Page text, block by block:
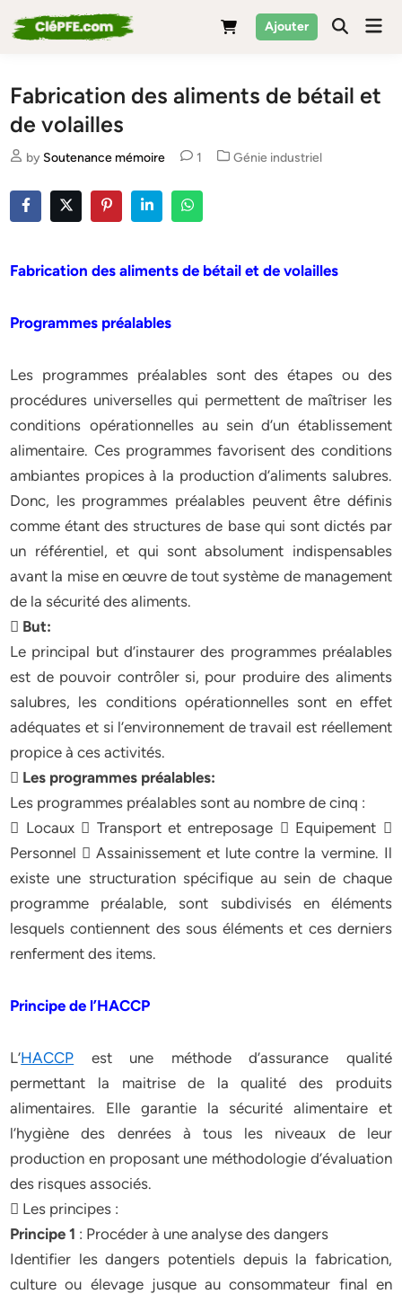
to
Ajouter
Fabrication des aliments de bétail et
de volailles
by Soutenance mémoire 1
Posted
Génie industriel
Fabrication des aliments de bétail et de volailles
Programmes préalables
Les programmes préalables sont des étapes ou des
procédures universelles qui permettent de maîtriser les
conditions opérationnelles au sein d’un établissement
alimentaire. Ces programmes favorisent des conditions
ambiantes propices à la production d’aliments salubres.
Donc, les programmes préalables peuvent être définis
comme étant des structures de base qui sont dictés par
un référentiel, et qui sont absolument indispensables
avant la mise en œuvre de tout système de management
de la sécurité des aliments.
 But:
Le principal but d’instaurer des programmes préalables
est de pouvoir contrôler si, pour produire des aliments
salubres, les conditions opérationnelles sont en effet
adéquates et si l’environnement de travail est réellement
propice à ces activités.
 Les programmes préalables:
Les programmes préalables sont au nombre de cinq :
 Locaux  Transport et entreposage  Equipement 
Personnel  Assainissement et lute contre la vermine. Il
existe une structuration spécifique au sein de chaque
programme préalable, sont subdivisés en éléments
lesquels contiennent des sous éléments et ces derniers
renferment des items.
Principe de l’HACCP
L’HACCP est une méthode d’assurance qualité
permettant la maitrise de la qualité des produits
alimentaires. Elle garantie la sécurité alimentaire et
l’hygiène des denrées à tous les niveaux de leur
production en proposant une méthodologie d’évaluation
des risques associés.
 Les principes :
Principe 1 : Procéder à une analyse des dangers
Identifier les dangers potentiels depuis la fabrication,
culture ou élevage jusque au consommateur final en